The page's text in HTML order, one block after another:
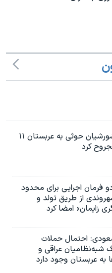
حمله شورشیان حوثی به عربستان ۱۱
کرد
فرمان اجرایی برای محدود
از طریق تولد و
زایمان» امضا کرد
احتمال حملات
شبه‌نظامیان عراقی و
به عربستان وجود دارد